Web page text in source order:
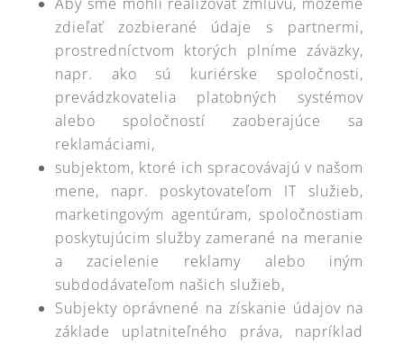
zdieľať zozbierané údaje s partnermi,
prostredníctvom ktorých plníme záväzky,
napr. ako sú kuriérske spoločnosti,
prevádzkovatelia platobných systémov
alebo spoločností zaoberajúce sa
reklamáciami,
subjektom, ktoré ich spracovávajú v našom
mene, napr. poskytovateľom IT služieb,
marketingovým agentúram, spoločnostiam
poskytujúcim služby zamerané na meranie
a zacielenie reklamy alebo iným
subdodávateľom našich služieb,
Subjekty oprávnené na získanie údajov na
základe uplatniteľného práva, napríklad